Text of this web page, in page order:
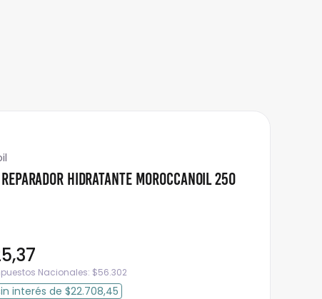
Reparador Hidratante Moroccanoil 250
,37
Nacionales: $56.302
interés de $22.708,45